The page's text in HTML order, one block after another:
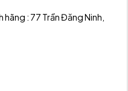
: 77 Trần Đăng Ninh,